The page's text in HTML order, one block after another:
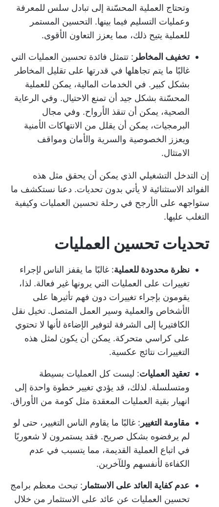
وتحتاج العملية المحسّنة إلى تبادل سلس للمعرفة
وعمليات التسليم فيما بينها. التحسين المستمر
للعملية يتيح ذلك، مما يعزز التعاون الأقوى.
تخفيف المخاطر : تتمثل فائدة تحسين العمليات التي
غالبًا ما يتم تجاهلها في قدرتها على تقليل المخاطر
بشكل كبير. في الخدمات المالية، يمكن للعملية
المحسّنة بشكل جيد أن تمنع الاحتيال. وفي الرعاية
الصحية، يمكن أن تنقذ الأرواح. وفي مجال
البرمجيات، يمكن أن يقلل من الانتهاكات الأمنية
ويعزز الخصوصية والسرية والأمان ومواقف
الامتثال.
إن التدخل التشغيلي الذي يمكن أن يحقق مثل هذه
الفوائد الاستثنائية لا يأتي بدون تحديات. دعنا نستكشف ما
ستواجهه على الأرجح في رحلة تحسين العمليات وكيفية
التغلب عليها.
تحديات تحسين العمليات
نظرة محدودة للعملية: غالبًا ما يقفز الناس لإجراء
تغييرات على العمليات التي يرونها غير فعالة. لذا،
يقومون بإجراء تغييرات دون فهم تأثيرها على
الأشخاص والعملية وسير العمل المتصل. تخيل نقل
الكافتيريا إلى الشرفة لتوفير الإضاءة لأنها لا تحتوي
على كراسي متحركة. يمكن أن يكون لمثل هذه
التغييرات نتائج عكسية.
تعقيد العمليات: ليست كل العمليات بسيطة
ومتسلسلة. لذلك، قد يؤدي تغيير خطوة واحدة إلى
انهيار بقية العمليات المعقدة مثل كومة من الأوراق.
مقاومة التغيير : غالبًا ما يقاوم الناس التغيير، حتى لو
لم يرفضوه بشكل صريح. فقد يستمرون لا شعوريًا
في اتباع العملية القديمة، مما يتسبب في عدم
الكفاءة لأنفسهم وللآخرين.
عدم كفاية العائد على الاستثمار : تبحث معظم برامج
تحسين العمليات عن عائد على الاستثمار من خلال